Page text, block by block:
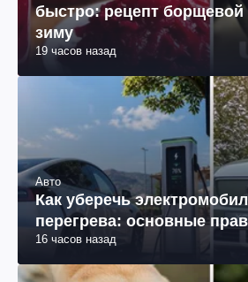
быстро: рецепт борщевой
зиму
19 часов назад
Авто
Как уберечь
перегрева: основные
16 часов назад